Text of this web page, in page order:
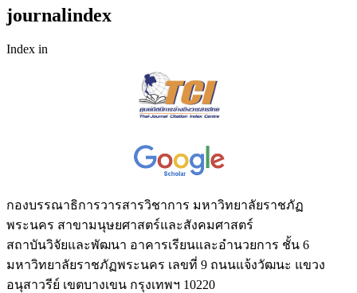
journalindex
Index in
กองบรรณาธิการวารสารวิชาการ มหาวิทยาลัยราชภัฏ
พระนคร สาขามนุษยศาสตร์และสังคมศาสตร์
สถาบันวิจัยและพัฒนา อาคารเรียนและอำนวยการ ชั้น 6
มหาวิทยาลัยราชภัฏพระนคร เลขที่ 9 ถนนแจ้งวัฒนะ แขวง
อนุสาวรีย์ เขตบางเขน กรุงเทพฯ 10220